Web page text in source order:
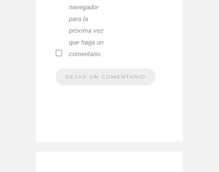
navegador
para la
próxima vez
que haga un
comentario.